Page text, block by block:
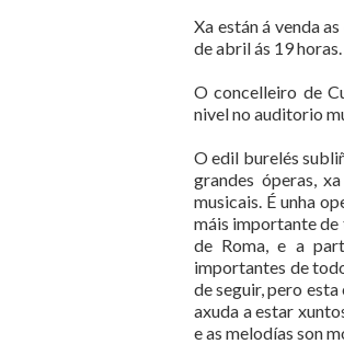
Xa están á venda
de abril ás 19 horas.
O concelleiro de
nivel no auditorio
O edil burelés
grandes óperas,
musicais. É unha
máis importante de
de Roma, e a
importantes de
de seguir, pero
axuda a estar
e as melodías son